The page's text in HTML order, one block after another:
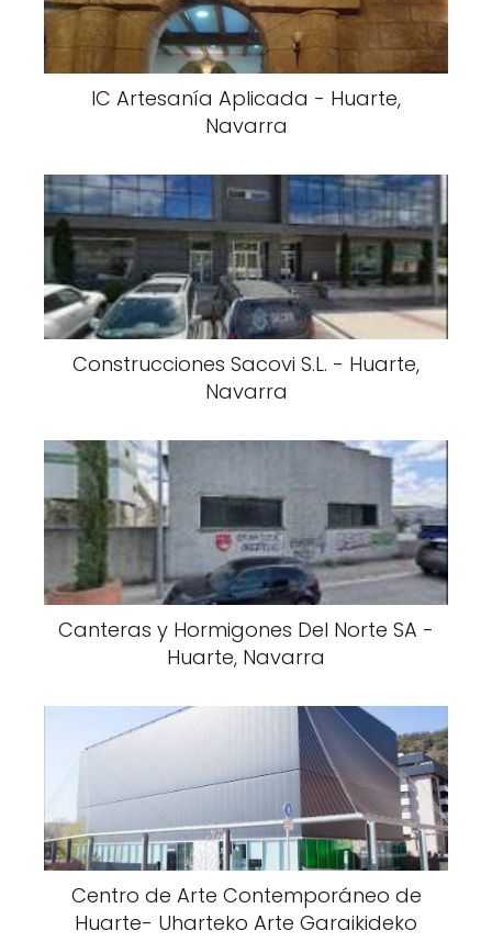
IC Artesanía Aplicada - Huarte,
Navarra
Construcciones Sacovi S.L. - Huarte,
Navarra
Canteras y Hormigones Del Norte SA -
Huarte, Navarra
Centro de Arte Contemporáneo de
Huarte- Uharteko Arte Garaikideko